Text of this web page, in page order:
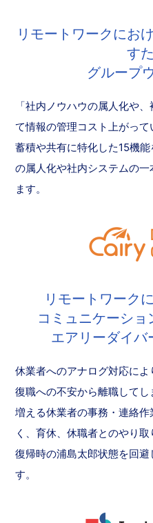
リモートワークにお
す
グループ
「社内ノウハウの属人化や
て情報の管理コスト上がっ
蓄積や共有に特化した15機
の属人化や社内システムの
ます。
リモートワーク
コミュニケーシ
エアリーダイバ
休業者へのアナログ対応によ
復職への不安から離職して
増える休業者の事務・連絡
く、育休、休職者とのやり取
復帰時の浦島太郎状態を回
す。